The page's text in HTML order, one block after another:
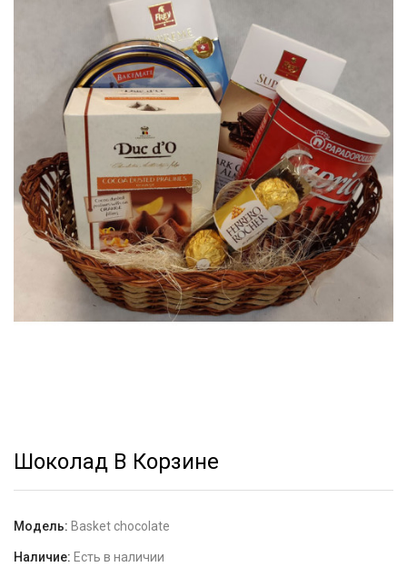
Шоколад В Корзине
Модель: Basket chocolate
Наличие: Есть в наличии